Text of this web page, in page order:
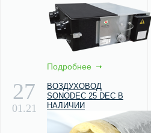
Подробнее
27
01.21
ВОЗДУХОВОД
SONODEC 25 DEC В
НАЛИЧИИ